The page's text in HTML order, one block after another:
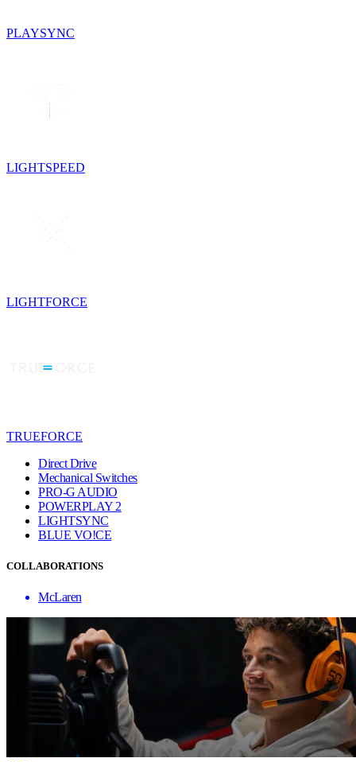
PLAYSYNC
LIGHTSPEED
LIGHTFORCE
TRUEFORCE
Direct Drive
Mechanical Switches
PRO-G AUDIO
POWERPLAY 2
LIGHTSYNC
BLUE VO!CE
COLLABORATIONS
McLaren